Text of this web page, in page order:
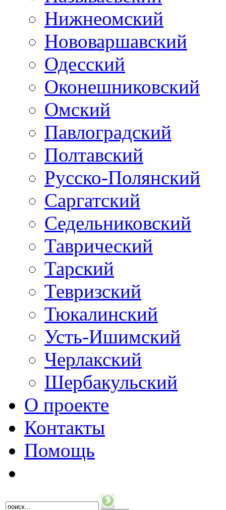
Нижнеомский
Нововаршавский
Одесский
Оконешниковский
Омский
Павлоградский
Полтавский
Русско-Полянский
Саргатский
Седельниковский
Таврический
Тарский
Тевризский
Тюкалинский
Усть-Ишимский
Черлакский
Шербакульский
О проекте
Контакты
Помощь